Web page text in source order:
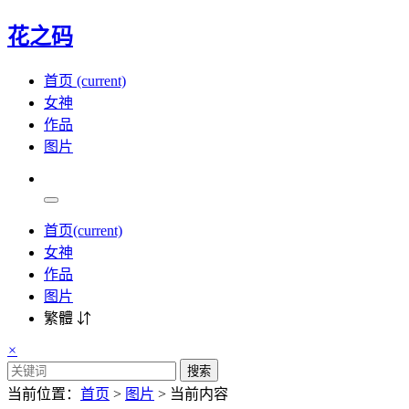
花之码
首页 (current)
女神
作品
图片
首页(current)
女神
作品
图片
繁體 ⇵
×
搜索
当前位置： 首页 > 图片 > 当前内容